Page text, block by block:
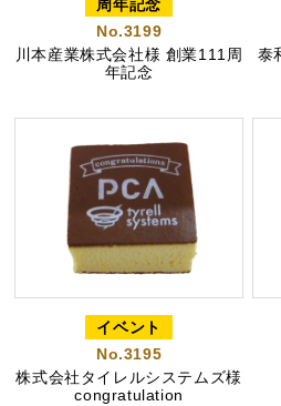
周年記念
No.3199
川本産業株式会社様 創業111周
年記念
泰
イベント
No.3195
株式会社タイレルシステムズ様
congratulation